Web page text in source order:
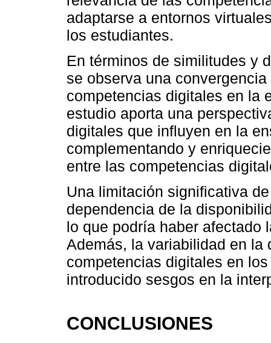
adaptarse a entornos
los estudiantes.
En términos de similitudes y
se observa una
competencias digitales en la
estudio aporta una
digitales que influyen en la
complementando y
entre las competencias
Una limitación significativa
dependencia de la
lo que podría haber afectado
Además, la variabilidad en
competencias digitales en
introducido sesgos en la
CONCLUSIONES